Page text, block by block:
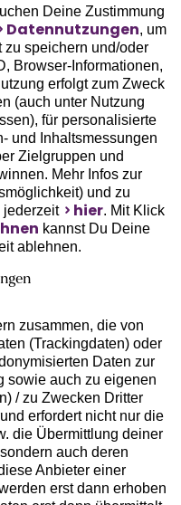
Deine Zustimmung
Datennutzungen, um
zu speichern und/oder
Browser-Informationen,
erfolgt zum Zweck
(auch unter Nutzung
für personalisierte
und Inhaltsmessungen
Zielgruppen und
Mehr Infos zur
und zu
jederzeit
hier. Mit Klick
kannst Du Deine
ablehnen.
zusammen, die von
(Trackingdaten) oder
Daten zur
sowie auch zu eigenen
/ zu Zwecken Dritter
erfordert nicht nur die
die Übermittlung deiner
auch deren
Anbieter einer
erst dann erhoben